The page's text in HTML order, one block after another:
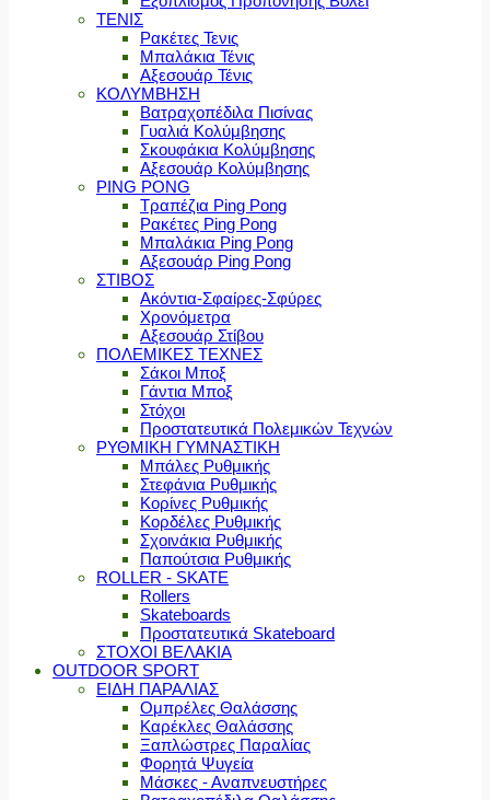
ΤΕΝΙΣ
Ρακέτες Τενις
Μπαλάκια Τένις
Αξεσουάρ Τένις
ΚΟΛΥΜΒΗΣΗ
Βατραχοπέδιλα Πισίνας
Γυαλιά Κολύμβησης
Σκουφάκια Κολύμβησης
Αξεσουάρ Κολύμβησης
PING PONG
Τραπέζια Ping Pong
Ρακέτες Ping Pong
Μπαλάκια Ping Pong
Αξεσουάρ Ping Pong
ΣΤΙΒΟΣ
Ακόντια-Σφαίρες-Σφύρες
Χρονόμετρα
Αξεσουάρ Στίβου
ΠΟΛΕΜΙΚΕΣ ΤΕΧΝΕΣ
Σάκοι Μποξ
Γάντια Μποξ
Στόχοι
Προστατευτικά Πολεμικών Τεχνών
ΡΥΘΜΙΚΗ ΓΥΜΝΑΣΤΙΚΗ
Μπάλες Ρυθμικής
Στεφάνια Ρυθμικής
Κορίνες Ρυθμικής
Κορδέλες Ρυθμικής
Σχοινάκια Ρυθμικής
Παπούτσια Ρυθμικής
ROLLER - SKATE
Rollers
Skateboards
Προστατευτικά Skateboard
ΣΤΟΧΟΙ ΒΕΛΑΚΙΑ
OUTDOOR SPORT
ΕΙΔΗ ΠΑΡΑΛΙΑΣ
Ομπρέλες Θαλάσσης
Καρέκλες Θαλάσσης
Ξαπλώστρες Παραλίας
Φορητά Ψυγεία
Μάσκες - Αναπνευστήρες